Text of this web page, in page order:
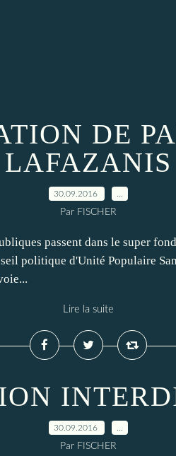
DE
LAFAZANIS
30.09.2016
Par FISCHER
passent dans le super
politique d'Unité Populaire
Lire la suite
30.09.2016
Par FISCHER